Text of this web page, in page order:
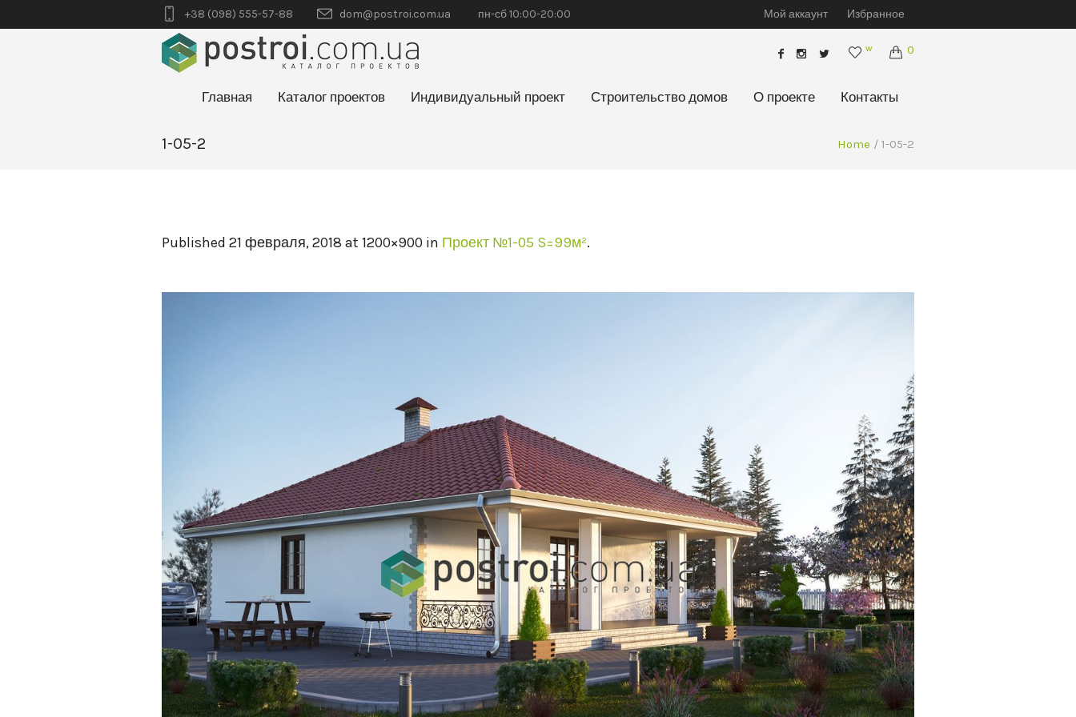
Мой аккаунт Избранное
+38 (098) 555-57-88 dom@postroi.com.ua пн-сб 10:00-20:00
0
w
Главная Каталог проектов Индивидуальный проект Строительство домов О проекте Контакты
1-05-2 Home / 1-05-2
Published 21 февраля, 2018 at 1200×900 in Проект №1-05 S=99м².